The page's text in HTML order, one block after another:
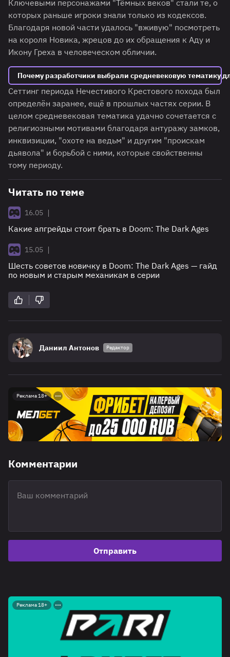
Ключевыми персонажами "Тёмных веков" стали те, о
которых раньше игроки знали только из кодексов.
Благодаря новой части удалось "вживую" посмотреть
на короля Новика, жрецов до их обращения к Аду и
Икону Греха в человеческом обличии.
Почему разработчики выбрали средневековую тематику
Сеттинг периода Нечестивого Крестового похода был
определён заранее, ещё в прошлых частях серии. В
целом средневековая тематика удачно сочетается с
религиозными мотивами благодаря антуражу замков,
инквизиции, "охоте на ведьм" и другим "проискам
дьявола" и борьбой с ними, которые свойственны
тому периоду.
Читать по теме
16.05 |
Какие апгрейды стоит брать в Doom: The Dark Ages
15.05 |
Шесть советов новичку в Doom: The Dark Ages — гайд
по новым и старым механикам в серии
Даниил Антонов Редактор
Реклама 18+
Комментарии
Отправить
Реклама 18+